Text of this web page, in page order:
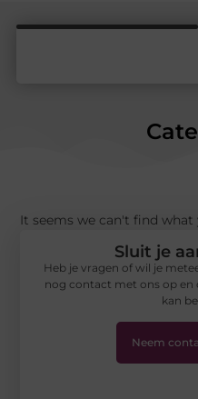
It seems we can't find
Sluit je
Heb je vragen of wil je
nog contact met ons op
kan
Neem